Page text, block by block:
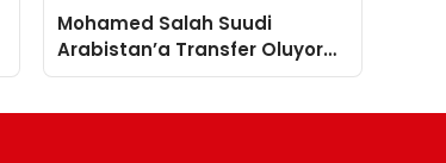
Mohamed Salah Suudi
Arabistan’a Transfer Oluyor
Al-İttihad ile Anlaştı